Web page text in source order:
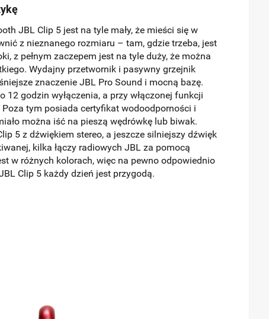
JBL Clip 5 jest na tyle mały, że mieści się w
z nieznanego rozmiaru – tam, gdzie trzeba, jest
z pełnym zaczepem jest na tyle duży, że można
Wydajny przetwornik i pasywny grzejnik
znaczenie JBL Pro Sound i mocną bazę.
12 godzin wyłączenia, a przy włączonej funkcji
tym posiada certyfikat wodoodporności i
można iść na pieszą wędrówkę lub biwak.
5 z dźwiękiem stereo, a jeszcze silniejszy dźwięk
kilka łączy radiowych JBL za pomocą
w różnych kolorach, więc na pewno odpowiednio
Clip 5 każdy dzień jest przygodą.